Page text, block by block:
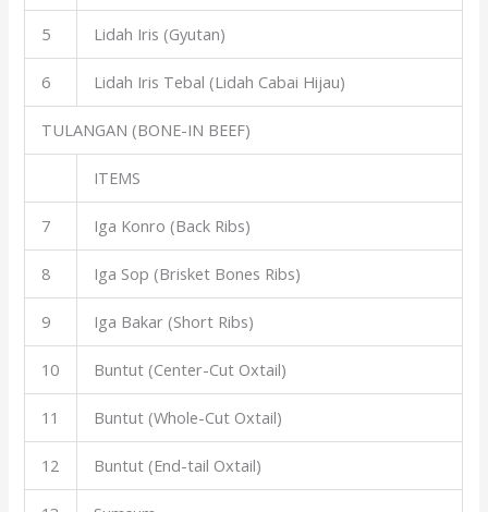
5 Lidah Iris (Gyutan)
6 Lidah Iris Tebal (Lidah Cabai Hijau)
TULANGAN (BONE-IN BEEF)
ITEMS
7 Iga Konro (Back Ribs)
8 Iga Sop (Brisket Bones Ribs)
9 Iga Bakar (Short Ribs)
10 Buntut (Center-Cut Oxtail)
11 Buntut (Whole-Cut Oxtail)
12 Buntut (End-tail Oxtail)